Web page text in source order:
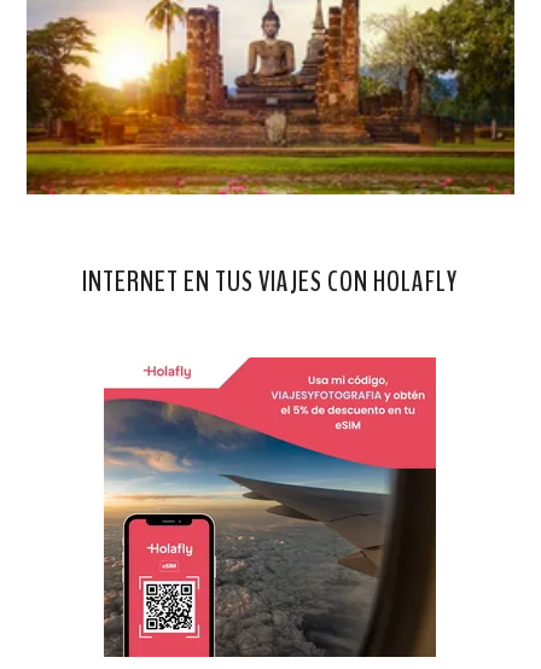
INTERNET EN TUS VIAJES CON HOLAFLY